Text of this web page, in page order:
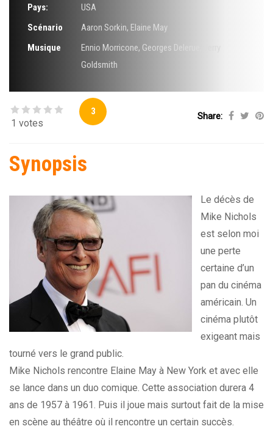
Pays:
USA
Scénario
Aaron Sorkin, Elaine May
Musique
Ennio Morricone, Georges Delerue
Goldsmith
1 votes
3 Share:
Synopsis
Le décès de
Mike Nichols
est selon moi
une perte
certaine d’un
pan du cinéma
américain. Un
cinéma plutôt
exigeant mais
tourné vers le grand public.
Mike Nichols rencontre Elaine May à New York et avec elle
se lance dans un duo comique. Cette association durera 4
ans de 1957 à 1961. Puis il joue mais surtout fait de la mise
en scène au théâtre où il rencontre un certain succès.